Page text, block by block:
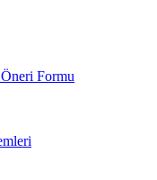
Öneri Formu